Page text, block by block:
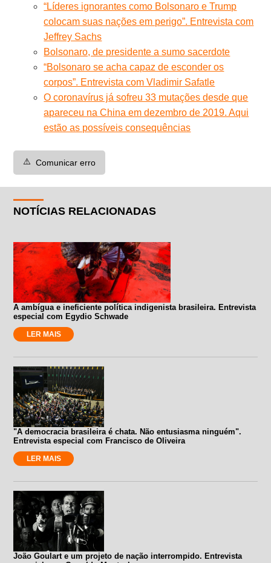
“Líderes ignorantes como Bolsonaro e Trump
colocam suas nações em perigo”. Entrevista com
Jeffrey Sachs
Bolsonaro, de presidente a sumo sacerdote
“Bolsonaro se acha capaz de esconder os
corpos”. Entrevista com Vladimir Safatle
O coronavírus já sofreu 33 mutações desde que
apareceu na China em dezembro de 2019. Aqui
estão as possíveis consequências
⚠️ Comunicar erro
NOTÍCIAS RELACIONADAS
A ambígua e ineficiente política indigenista brasileira. Entrevista
especial com Egydio Schwade
LER MAIS
"A democracia brasileira é chata. Não entusiasma ninguém".
Entrevista especial com Francisco de Oliveira
LER MAIS
João Goulart e um projeto de nação interrompido. Entrevista